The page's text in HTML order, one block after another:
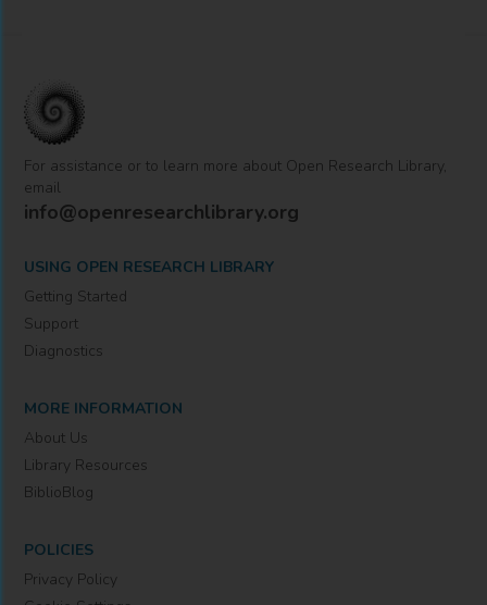
For assistance or to learn more about Open Research Library,
email
info@openresearchlibrary.org
USING OPEN RESEARCH LIBRARY
Getting Started
Support
Diagnostics
MORE INFORMATION
About Us
Library Resources
BiblioBlog
POLICIES
Privacy Policy